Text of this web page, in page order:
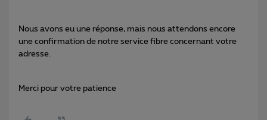
Nous avons eu une réponse, mais nous attendons encore
une confirmation de notre service fibre concernant votre
adresse.
Merci pour votre patience